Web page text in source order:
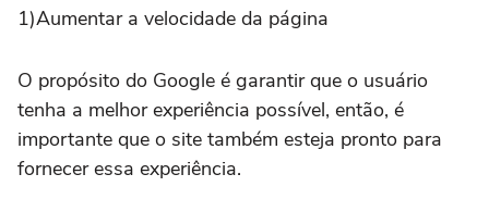
1)Aumentar a velocidade da página
O propósito do Google é garantir que o usuário
tenha a melhor experiência possível, então, é
importante que o site também esteja pronto para
fornecer essa experiência.